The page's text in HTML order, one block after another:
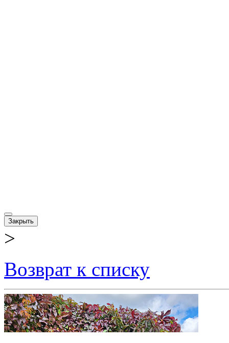
Закрыть
>
Возврат к списку